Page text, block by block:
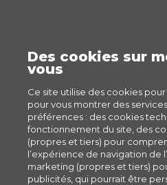
Des cookies sur
vous
Ce site utilise des cookies
pour vous montrer des
préférences : des cookies
fonctionnement du site, des
(propres et tiers) pour
l’expérience de navigation de
marketing (propres et tiers)
publicités, qui pourrait être